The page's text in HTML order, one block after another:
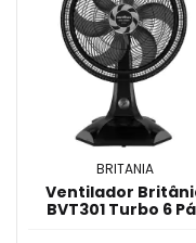
BRITANIA
Ventilador
BVT301 Turbo 6